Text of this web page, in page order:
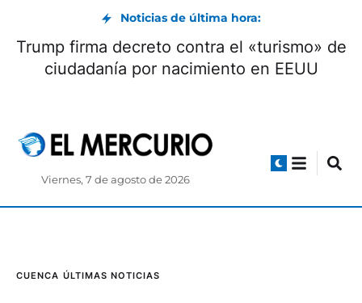
Noticias de última hora:
Así estará el clima en el feriado por el 10 de
agosto en Ecuador
Viernes, 7 de agosto de 2026
CUENCA ÚLTIMAS NOTICIAS